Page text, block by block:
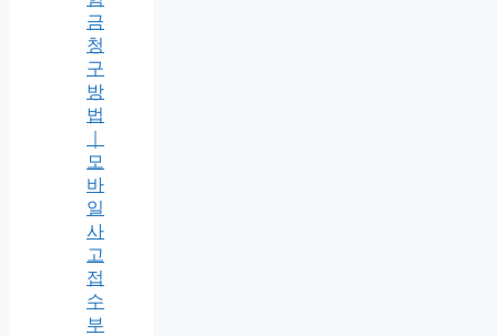
금
청
구
방
법
모
바
일
사
고
접
수
부